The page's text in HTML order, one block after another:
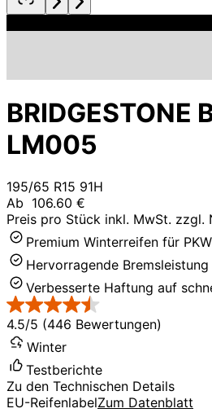
BRIDGESTONE
LM005
195/65 R15 91H
Ab 106.60 €
Preis pro Stück inkl. MwSt. zzgl.
Premium Winterreifen für
Hervorragende
Verbesserte Haftung auf
4.5/5 (446 Bewertungen)
Winter
Testberichte
Zu den Technischen Details
EU-ReifenlabelZum Datenblatt